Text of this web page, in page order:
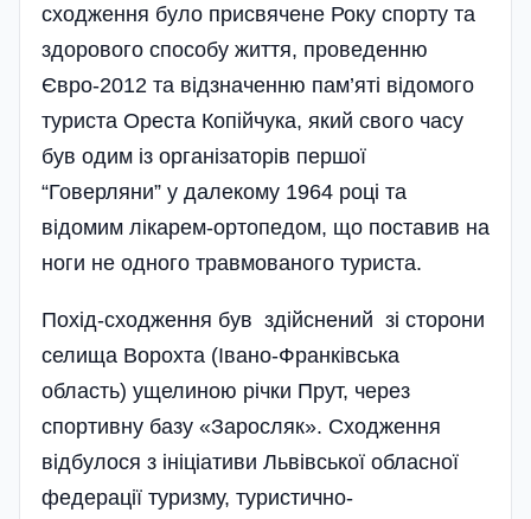
сходження було присвячене Року спорту та
здорового способу життя, проведенню
Євро-2012 та відзначенню пам’яті відомого
туриста Ореста Копійчука, який свого часу
був одим із організаторів першої
“Говерляни” у далекому 1964 році та
відомим лікарем-ортопедом, що поставив на
ноги не одного травмованого туриста.
Похід-сходження був здійснений зі сторони
селища Ворохта (Івано-Франківська
область) ущелиною річки Прут, через
спортивну базу «Заросляк». Сходження
відбулося з ініціативи Львівської обласної
федерації туризму, туристично-